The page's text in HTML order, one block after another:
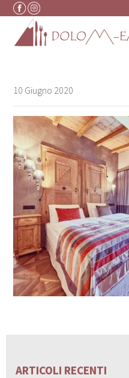
Vai al contenuto
10 Giugno 2020
ARTICOLI RECENTI